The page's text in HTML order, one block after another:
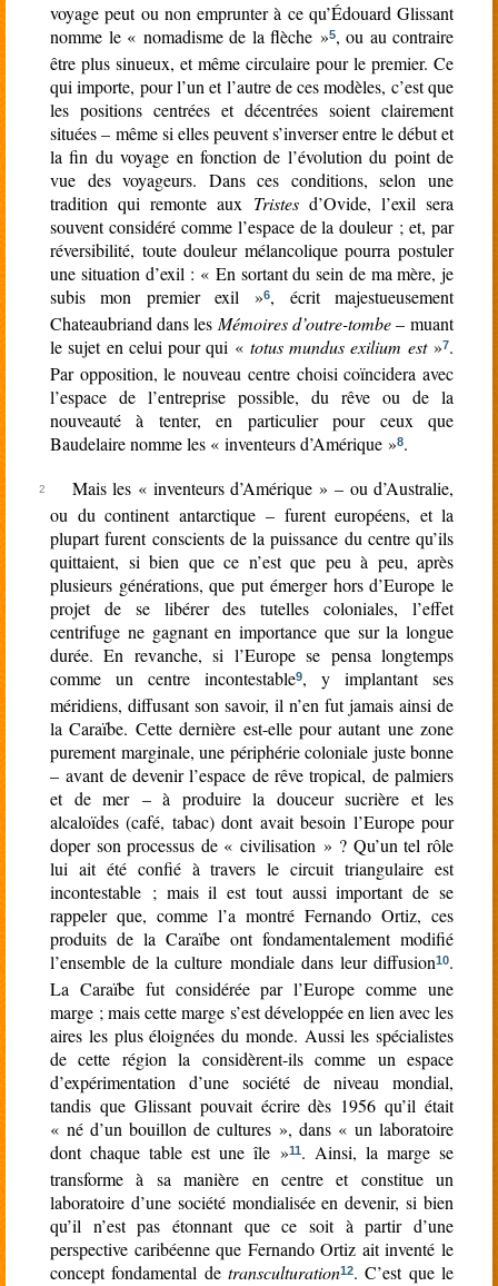
voyage peut ou non emprunter à ce qu’Édouard Glissant
nomme le « nomadisme de la flèche »5, ou au contraire
être plus sinueux, et même circulaire pour le premier. Ce
qui importe, pour l’un et l’autre de ces modèles, c’est que
les positions centrées et décentrées soient clairement
situées – même si elles peuvent s’inverser entre le début et
la fin du voyage en fonction de l’évolution du point de
vue des voyageurs. Dans ces conditions, selon une
tradition qui remonte aux Tristesd’Ovide, l’exil sera
souvent considéré comme l’espace de la douleur ; et, par
réversibilité, toute douleur mélancolique pourra postuler
une situation d’exil : « En sortant du sein de ma mère, je
subis mon premier exil »6, écrit majestueusement
Chateaubriand dans lesMémoires d’outre-tombe– muant
le sujet en celui pour qui « totus mundus exilium est»7.
Par opposition, le nouveau centre choisi coïncidera avec
l’espace de l’entreprise possible, du rêve ou de la
nouveauté à tenter, en particulier pour ceux que
Baudelaire nomme les « inventeurs d’Amérique »8.
Mais les « inventeurs d’Amérique » – ou d’Australie,
ou du continent antarctique – furent européens, et la
plupart furent conscients de la puissance du centre qu’ils
quittaient, si bien que ce n’est que peu à peu, après
plusieurs générations, que put émerger hors d’Europe le
projet de se libérer des tutelles coloniales, l’effet
centrifuge ne gagnant en importance que sur la longue
durée. En revanche, si l’Europe se pensa longtemps
comme un centre incontestable9, y implantant ses
méridiens, diffusant son savoir, il n’en fut jamais ainsi de
la Caraïbe. Cette dernière est-elle pour autant une zone
purement marginale, une périphérie coloniale juste bonne
– avant de devenir l’espace de rêve tropical, de palmiers
et de mer – à produire la douceur sucrière et les
alcaloïdes (café, tabac) dont avait besoin l’Europe pour
doper son processus de « civilisation » ? Qu’un tel rôle
lui ait été confié à travers le circuit triangulaire est
incontestable ; mais il est tout aussi important de se
rappeler que, comme l’a montré Fernando Ortiz, ces
produits de la Caraïbe ont fondamentalement modifié
l’ensemble de la culture mondiale dans leur diffusion10.
La Caraïbe fut considérée par l’Europe comme une
marge ; mais cette marge s’est développée en lien avec les
aires les plus éloignées du monde. Aussi les spécialistes
de cette région la considèrent-ils comme un espace
d’expérimentation d’une société de niveau mondial,
tandis que Glissant pouvait écrire dès 1956 qu’il était
« né d’un bouillon de cultures », dans « un laboratoire
dont chaque table est une île »11. Ainsi, la marge se
transforme à sa manière en centre et constitue un
laboratoire d’une société mondialisée en devenir, si bien
qu’il n’est pas étonnant que ce soit à partir d’une
perspective caribéenne que Fernando Ortiz ait inventé le
concept fondamental de transculturation12. C’est que le